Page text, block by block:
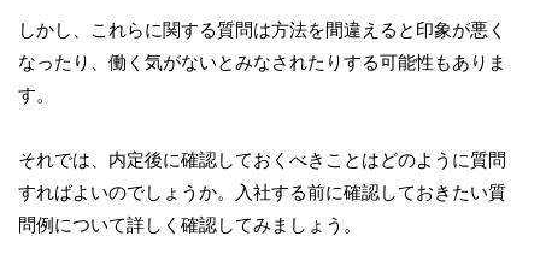
しかし、これらに関する質問は方法を間違えると印象が悪く
なったり、働く気がないとみなされたりする可能性もありま
す。
それでは、内定後に確認しておくべきことはどのように質問
すればよいのでしょうか。入社する前に確認しておきたい質
問例について詳しく確認してみましょう。